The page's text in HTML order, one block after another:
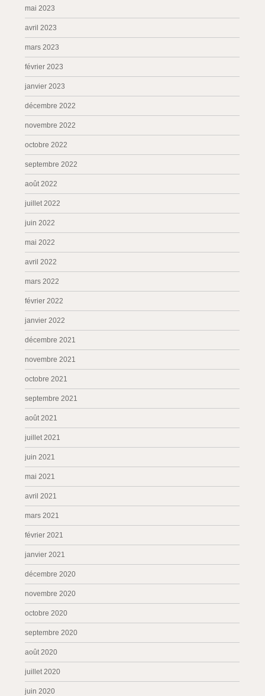
mai 2023
avril 2023
mars 2023
février 2023
janvier 2023
décembre 2022
novembre 2022
octobre 2022
septembre 2022
août 2022
juillet 2022
juin 2022
mai 2022
avril 2022
mars 2022
février 2022
janvier 2022
décembre 2021
novembre 2021
octobre 2021
septembre 2021
août 2021
juillet 2021
juin 2021
mai 2021
avril 2021
mars 2021
février 2021
janvier 2021
décembre 2020
novembre 2020
octobre 2020
septembre 2020
août 2020
juillet 2020
juin 2020